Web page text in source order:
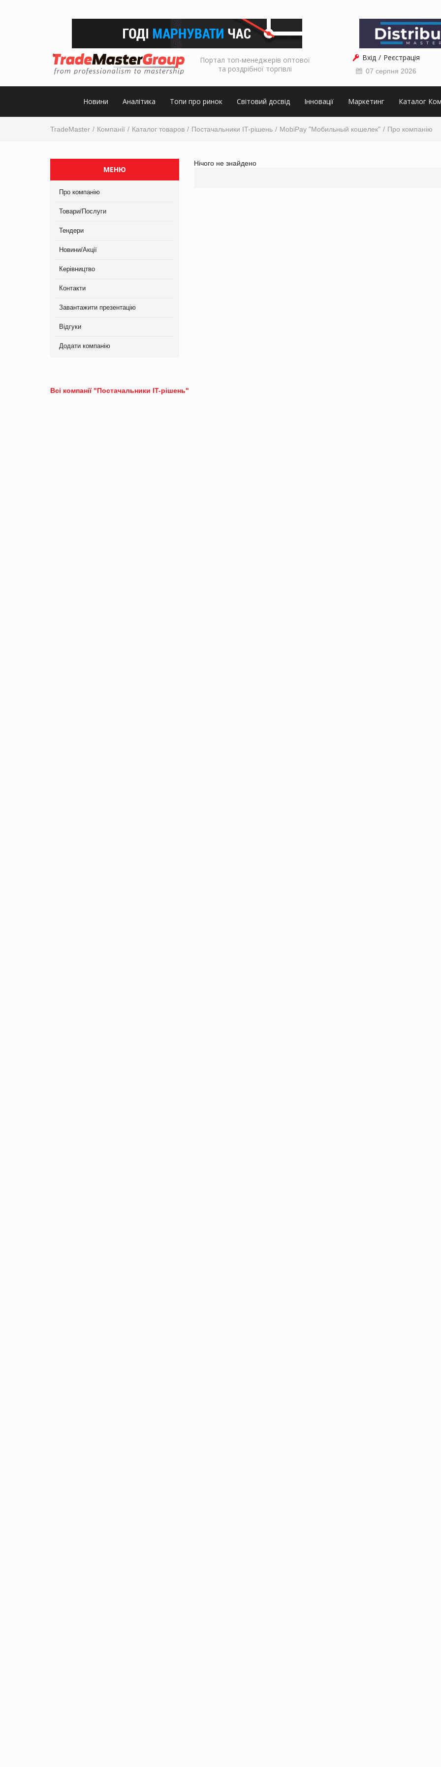
Портал топ-менеджерів оптової
та роздрібної торгівлі
Вхід Реєстрація
07 серпня 2026
Новини Аналітика Топи про ринок Світовий досвід Інновації Маркетинг Каталог
TradeMaster Компанії Каталог товаров Постачальники IT-рішень MobiPay "Мобильный кошелек" Про компанію
МЕНЮ
Про компанію
Товари/Послуги
Тендери
Новини/Акції
Керівництво
Контакти
Завантажити презентацію
Відгуки
Додати компанію
Нічого не знайдено
Всі компанії "Постачальники IT-рішень"